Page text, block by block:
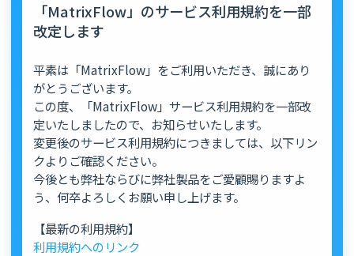
「MatrixFlow」のサービス利用規約を一部
改定します
平素は「MatrixFlow」をご利用いただき、誠にあり
がとうございます。
この度、「MatrixFlow」サービス利用規約を一部改
定いたしましたので、お知らせいたします。
変更後のサービス利用規約につきましては、以下リン
クよりご確認ください。
今後とも弊社ならびに弊社製品をご愛顧賜りますよ
う、何卒よろしくお願い申し上げます。
【最新の利用規約】
利用規約へのリンク